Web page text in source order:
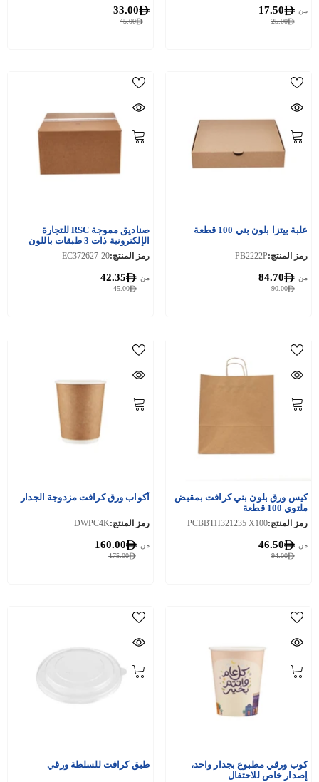
25.00
من 17.50
45.00
33.00
علبة بيتزا بلون بني 100 قطعة
رمز المنتج:PB2222P
90.00
من 84.70
صناديق مموجة RSC للتجارة
الإلكترونية ذات 3 طبقات باللون
البني
رمز المنتج:EC372627-20
45.00
من 42.35
كيس ورق بلون بني كرافت بمقبض
ملتوي 100 قطعة
رمز المنتج:PCBBTH321235 X100
94.00
من 46.50
أكواب ورق كرافت مزدوجة الجدار
رمز المنتج:DWPC4K
175.00
من 160.00
كوب ورقي مطبوع بجدار واحد،
إصدار خاص للاحتفال
طبق كرافت للسلطة ورقي